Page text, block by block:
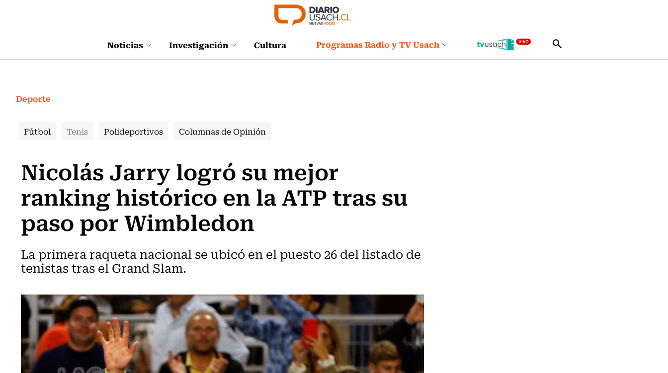
Noticias Investigación Cultura Programas Radio y TV Usach
Deporte
Fútbol Tenis Polideportivos Columnas de Opinión
Nicolás Jarry logró su mejor
ranking histórico en la ATP tras su
paso por Wimbledon
La primera raqueta nacional se ubicó en el puesto 26 del listado de
tenistas tras el Grand Slam.